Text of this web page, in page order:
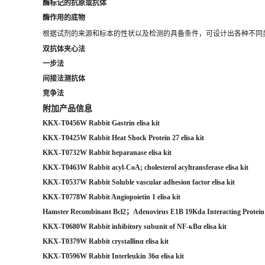
酶标记的抗原或抗体
酶作用的底物
根据试剂的来源和标本的性状以及检测的具备条件，可设计出各种不同
双抗体夹心法
一步法
间接法测抗体
竞争法
附加产品信息
KKX-T0456W Rabbit Gastrin elisa kit
KKX-T0425W Rabbit Heat Shock Protein 27 elisa kit
KKX-T0732W Rabbit heparanase elisa kit
KKX-T0463W Rabbit acyl-CoA; cholesterol acyltransferase elisa kit
KKX-T0537W Rabbit Soluble vascular adhesion factor elisa kit
KKX-T0778W Rabbit Angiopoietin 1 elisa kit
Hamster Recombinant Bcl2；Adenovirus E1B 19Kda Interacting
KKX-T0680W Rabbit inhibitory subunit of NF-κBα elisa kit
KKX-T0379W Rabbit crystallinα elisa kit
KKX-T0596W Rabbit Interleukin 36α elisa kit